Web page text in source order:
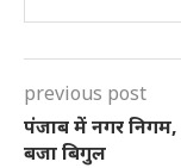
previous post
पंजाब में नगर
बजा बिगुल